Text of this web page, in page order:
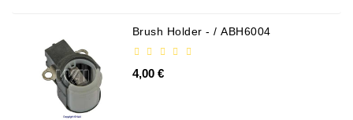
Brush Holder - / ABH6004
4,00 €